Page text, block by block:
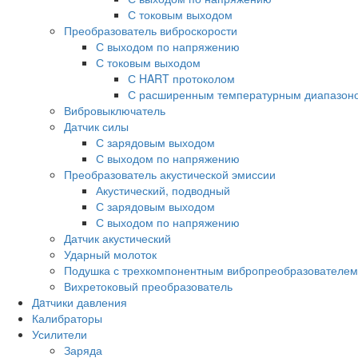
С токовым выходом
Преобразователь виброскорости
С выходом по напряжению
С токовым выходом
С HART протоколом
С расширенным температурным
Вибровыключатель
Датчик силы
С зарядовым выходом
С выходом по напряжению
Преобразователь акустической эмиссии
Акустический, подводный
С зарядовым выходом
С выходом по напряжению
Датчик акустический
Ударный молоток
Подушка с трехкомпонентным вибропреобразователем
Вихретоковый преобразователь
Дaтчики давления
Калибраторы
Усилители
Заряда